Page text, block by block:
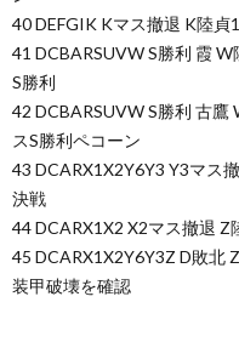
40 DEFGIK Kマス撤退 K陸
41 DCBARSUVW S勝利 霞
S勝利
42 DCBARSUVW S勝利 古
スS勝利ペコーン
43 DCARX1X2Y6Y3 Y3マス
決戦
44 DCARX1X2 X2マス撤退
45 DCARX1X2Y6Y3Z D敗北
装甲破壊を確認